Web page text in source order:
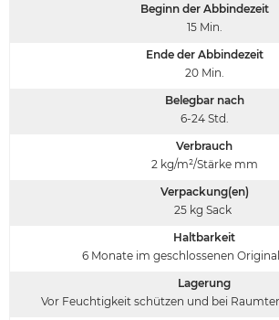
Beginn der Abbindezeit
15 Min.
Ende der Abbindezeit
20 Min.
Belegbar nach
6-24 Std.
Verbrauch
2 kg/m²/Stärke mm
Verpackung(en)
25 kg Sack
Haltbarkeit
6 Monate im geschlossenen
Lagerung
Vor Feuchtigkeit schützen und bei